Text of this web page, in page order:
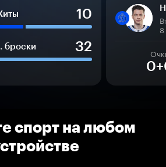
10
броски 32
спорт на любом